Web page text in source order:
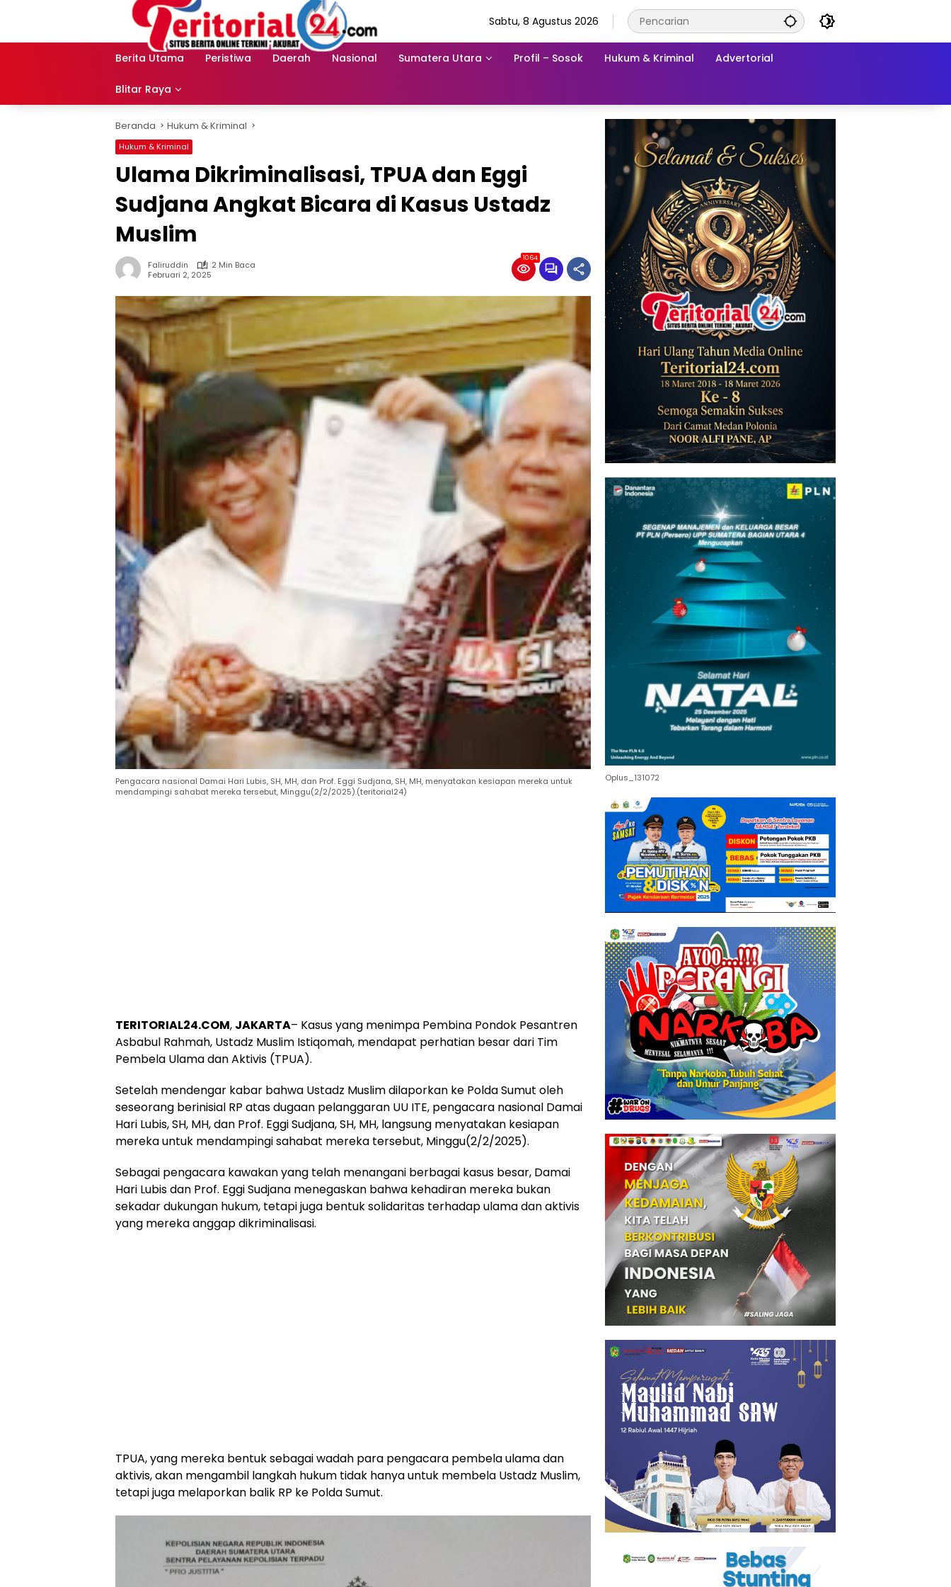
Sabtu, 8 Agustus 2026
Berita Utama Peristiwa Daerah Nasional Sumatera Utara Profil – Sosok Hukum & Kriminal Advertorial
Blitar Raya
Beranda Hukum & Kriminal
Hukum & Kriminal
Ulama Dikriminalisasi, TPUA dan Eggi
Sudjana Angkat Bicara di Kasus Ustadz
Muslim
Faliruddin
2 Min Baca
Februari 2, 2025
1064
Pengacara nasional Damai Hari Lubis, SH, MH, dan Prof. Eggi Sudjana, SH, MH, menyatakan kesiapan mereka untuk
mendampingi sahabat mereka tersebut, Minggu(2/2/2025).(teritorial24)
TERITORIAL24.COM, JAKARTA– Kasus yang menimpa Pembina Pondok Pesantren
Asbabul Rahmah, Ustadz Muslim Istiqomah, mendapat perhatian besar dari Tim
Pembela Ulama dan Aktivis (TPUA).
Setelah mendengar kabar bahwa Ustadz Muslim dilaporkan ke Polda Sumut oleh
seseorang berinisial RP atas dugaan pelanggaran UU ITE, pengacara nasional Damai
Hari Lubis, SH, MH, dan Prof. Eggi Sudjana, SH, MH, langsung menyatakan kesiapan
mereka untuk mendampingi sahabat mereka tersebut, Minggu(2/2/2025).
Sebagai pengacara kawakan yang telah menangani berbagai kasus besar, Damai
Hari Lubis dan Prof. Eggi Sudjana menegaskan bahwa kehadiran mereka bukan
sekadar dukungan hukum, tetapi juga bentuk solidaritas terhadap ulama dan aktivis
yang mereka anggap dikriminalisasi.
TPUA, yang mereka bentuk sebagai wadah para pengacara pembela ulama dan
aktivis, akan mengambil langkah hukum tidak hanya untuk membela Ustadz Muslim,
tetapi juga melaporkan balik RP ke Polda Sumut.
Oplus_131072